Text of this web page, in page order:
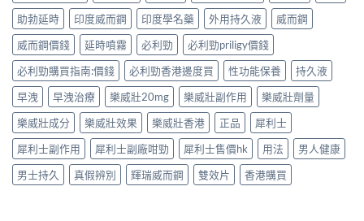
助勃延時
印度威而鋼 印度學名藥 外用持久液
威而鋼
威而鋼價錢
延時噴霧 必利勁
必利勁priligy價錢
必利勁購買指南:價錢
必利勁香港邊度買 性功能保養
持久液
早洩
早洩治療 樂威壯20mg 樂威壯副作用
樂威壯劑量
樂威壯成分
樂威壯效果 樂威壯香港 正品
犀利士
犀利士副作用
犀利士副廠咁勁 犀利士售價hk 用法
男人健康
男士持久
真假辨別 輝瑞威而鋼 雙效片 香港購買